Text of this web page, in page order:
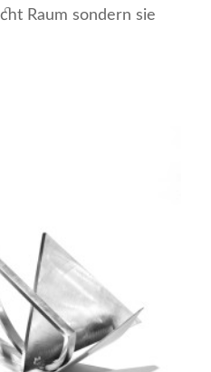
Raum sondern sie